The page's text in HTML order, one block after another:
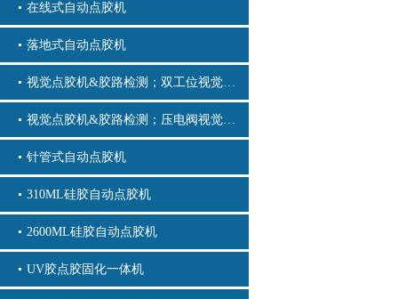
在线式自动点胶机
落地式自动点胶机
视觉点胶机&胶路检测；双工位视觉点胶机
视觉点胶机&胶路检测；压电阀视觉点胶机_CCD视觉点胶机_汽车行业视觉点胶机_3C电子产品视觉点胶机_生物医疗视觉点胶机
针管式自动点胶机
310ML硅胶自动点胶机
2600ML硅胶自动点胶机
UV胶点胶固化一体机